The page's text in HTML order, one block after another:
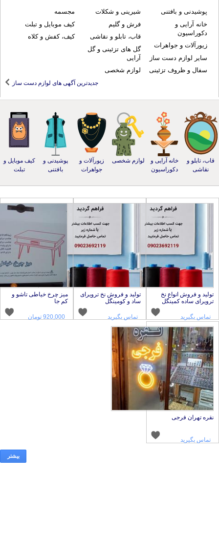
جدیدترین آگهی های لوازم دست ساز
بافتنی
و جواهرات
دست ساز
تزئینی
شیرینی و شکلات
قاب، تابلو و نقاشی
گل های تزئینی و گل
آرایی
لوازم شخصی
مجسمه
کیف موبایل و تبلت
کیف، کفش و کلاه
خانه آرایی و
دکوراسیون
لوازم شخصی
زیورآلات و
پوشیدنی و
بافتنی
کیف موبایل و
تبلت
انواع نخ
کمینگل
تولید و فروش نخ ترویرای
ساد و کومینگل
تماس بگیرید
میز چرخ خیاطی تاشو و
920,000 تومان